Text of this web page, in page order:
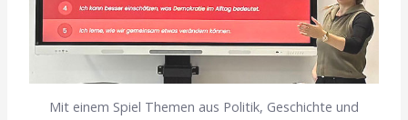
Mit einem Spiel Themen aus Politik, Geschichte und